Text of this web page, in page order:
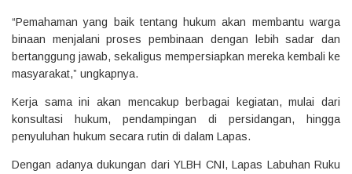
“Pemahaman yang baik tentang hukum akan membantu warga
binaan menjalani proses pembinaan dengan lebih sadar dan
bertanggung jawab, sekaligus mempersiapkan mereka kembali ke
masyarakat,” ungkapnya.
Kerja sama ini akan mencakup berbagai kegiatan, mulai dari
konsultasi hukum, pendampingan di persidangan, hingga
penyuluhan hukum secara rutin di dalam Lapas.
Dengan adanya dukungan dari YLBH CNI, Lapas Labuhan Ruku